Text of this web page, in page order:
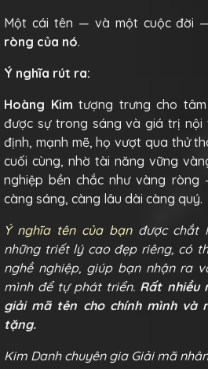
Một cái tên — và một cuộc đời
ròng của nó.
Ý nghĩa rút ra:
Hoàng Kimtượng trưng cho
được sự trong sáng và giá trị nội
định, mạnh mẽ, họ vượt qua thử
cuối cùng, nhờ tài năng vững
nghiệp bền chắc như vàng
càng sáng, càng lâu dài càng quý.
Ý nghĩa tên của bạnđược chắt
những triết lý cao đẹp riêng, có
nghề nghiệp, giúp bạn nhận ra
mình để tự phát triển. Rất nhiều
giải mã tên cho chính mình và
tặng.
Kim Danh chuyên gia Giải mã